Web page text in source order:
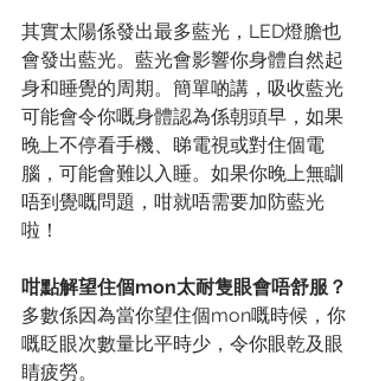
其實太陽係發出最多藍光，LED燈膽也
會發出藍光。藍光會影響你身體自然起
身和睡覺的周期。簡單啲講，吸收藍光
可能會令你嘅身體認為係朝頭早，如果
晚上不停看手機、睇電視或對住個電
腦，可能會難以入睡。如果你晚上無瞓
唔到覺嘅問題，咁就唔需要加防藍光
啦！
咁點解望住個mon太耐隻眼會唔舒服？
多數係因為當你望住個mon嘅時候，你
嘅眨眼次數量比平時少，令你眼乾及眼
睛疲勞。